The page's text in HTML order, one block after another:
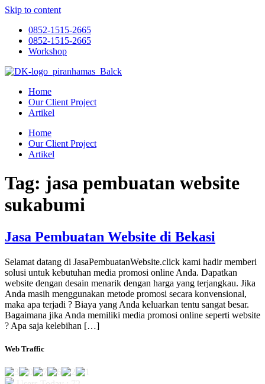
Skip to content
0852-1515-2665
0852-1515-2665
Workshop
Home
Our Client Project
Artikel
Home
Our Client Project
Artikel
Tag: jasa pembuatan website
sukabumi
Jasa Pembuatan Website di Bekasi
Selamat datang di JasaPembuatanWebsite.click kami hadir memberi
solusi untuk kebutuhan media promosi online Anda. Dapatkan
website dengan desain menarik dengan harga yang terjangkau. Jika
Anda masih menggunakan metode promosi secara konvensional,
maka apa terjadi ? Biaya yang Anda keluarkan tentu sangat besar.
Bagaimana jika Anda memiliki media promosi online seperti website
? Apa saja kelebihan […]
Web Traffic